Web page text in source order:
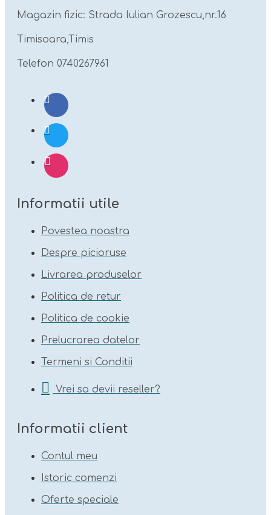
Magazin fizic: Strada Iulian Grozescu,nr.16
Timisoara,Timis
Telefon 0740267961
Informatii utile
Povestea noastra
Despre picioruse
Livrarea produselor
Politica de retur
Politica de cookie
Prelucrarea datelor
Termeni si Conditii
Vrei sa devii reseller?
Informatii client
Contul meu
Istoric comenzi
Oferte speciale